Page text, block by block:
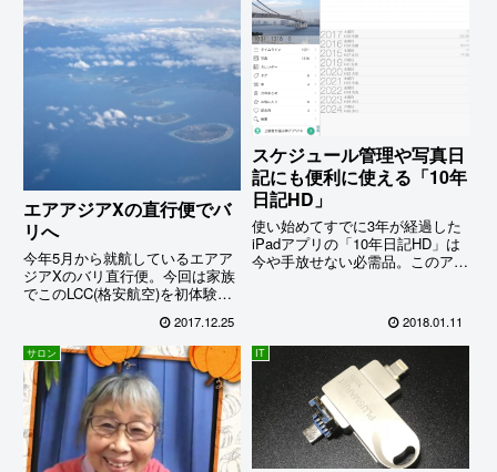
エアアジアXの直行便でバ
リへ
今年5月から就航しているエアア
ジアXのバリ直行便。今回は家族
でこのLCC(格安航空)を初体験し
のバリ直行便としてはガルーダ航
空のみ。前回や前々回は航空券の
安さを優先して韓国やマレーシア
を経由していたが、LCCの直行便
で行けるとなれば….
2017.12.25
スケジュール管理や写真日
記にも便利に使える「10年
日記HD」
使い始めてすでに3年が経過した
iPadアプリの「10年日記HD」は
今や手放せない必需品。このアプ
を検索機能を使って一発で見つけ
ることができることと、その日の
写真を貼っておける…
2018.01.11
サロン IT